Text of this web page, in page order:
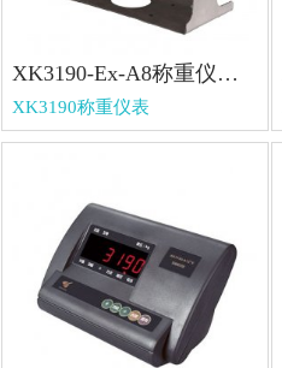
XK3190-Ex-A8称重仪表 XK3190-Ex-A8称重仪表
XK3190称重仪表